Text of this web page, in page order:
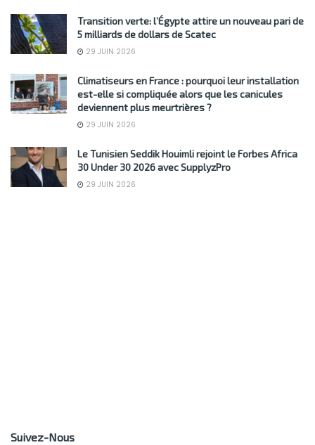
Transition verte: l’Égypte attire un nouveau pari de
5 milliards de dollars de Scatec
29 JUIN 2026
Climatiseurs en France : pourquoi leur installation
est-elle si compliquée alors que les canicules
deviennent plus meurtrières ?
29 JUIN 2026
Le Tunisien Seddik Houimli rejoint le Forbes Africa
30 Under 30 2026 avec SupplyzPro
29 JUIN 2026
Suivez-Nous